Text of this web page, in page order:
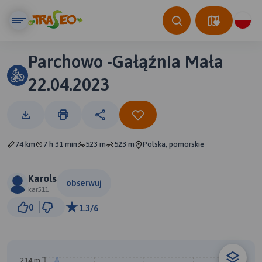
Parchowo -Gałąźnia Mała
22.04.2023
74 km 7 h 31 min 523 m 523 m Polska, pomorskie
Karols
kar511
obserwuj
0 1.3/6